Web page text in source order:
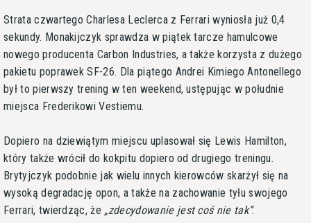
Strata czwartego Charlesa Leclerca z Ferrari wyniosła już 0,4
sekundy. Monakijczyk sprawdza w piątek tarcze hamulcowe
nowego producenta Carbon Industries, a także korzysta z dużego
pakietu poprawek SF-26. Dla piątego Andrei Kimiego Antonellego
był to pierwszy trening w ten weekend, ustępując w południe
miejsca Frederikowi Vestiemu.
Dopiero na dziewiątym miejscu uplasował się Lewis Hamilton,
który także wrócił do kokpitu dopiero od drugiego treningu.
Brytyjczyk podobnie jak wielu innych kierowców skarżył się na
wysoką degradację opon, a także na zachowanie tyłu swojego
Ferrari, twierdząc, że zdecydowanie jest coś nie tak .